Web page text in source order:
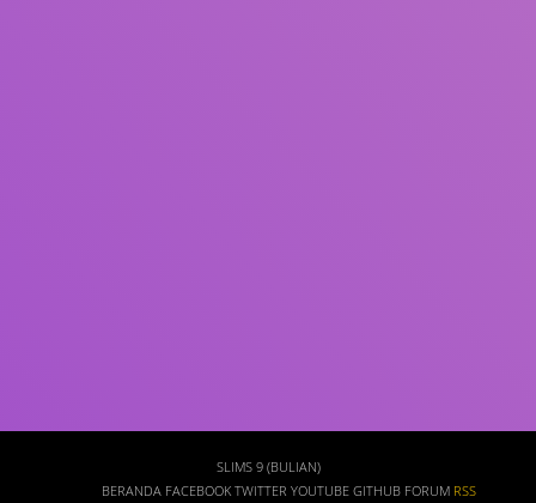
SLIMS 9 (BULIAN)
BERANDA FACEBOOK TWITTER YOUTUBE GITHUB FORUM RSS